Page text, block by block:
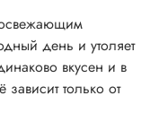
освежающим
день и утоляет
вкусен и в
только от